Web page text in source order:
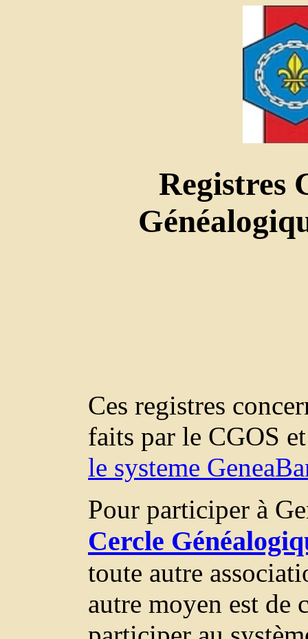
Registres
Ces registres
faits par le CGOS
le systeme
Pour participer à
Cercle
toute autre
autre moyen est de